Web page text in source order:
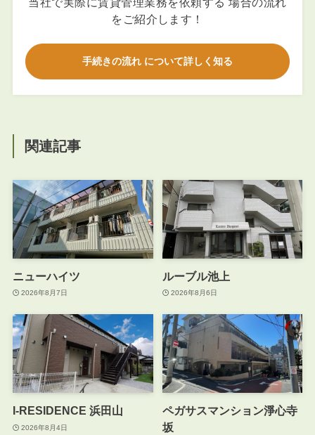
をご紹介します！
手続きの流れ について詳しく知る
関連記事
ニューハイツ
2026年8月7日
ルーブル池上
2026年8月6日
I-RESIDENCE 浜田山
2026年8月4日
ペガサスマンション淨心寺
坂